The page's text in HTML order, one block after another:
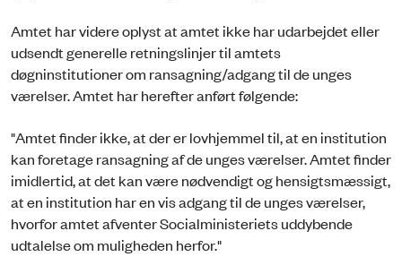
Amtet har videre oplyst at amtet ikke har udarbejdet eller
udsendt generelle retningslinjer til amtets
døgninstitutioner om ransagning/adgang til de unges
værelser. Amtet har herefter anført følgende:
"Amtet finder ikke, at der er lovhjemmel til, at en institution
kan foretage ransagning af de unges værelser. Amtet finder
imidlertid, at det kan være nødvendigt og hensigtsmæssigt,
at en institution har en vis adgang til de unges værelser,
hvorfor amtet afventer Socialministeriets uddybende
udtalelse om muligheden herfor."